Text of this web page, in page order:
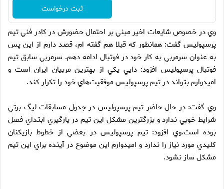
ثبت درخواست
وي در خصوص شايعات اخير مبني بر احتمال حضورش در كادر فني تيم
پرسپوليس گفت: همانطور كه قبلا هم گفته ام، قصد دارم از اين پس
به عنوان سرمربي به كار خود در فوتبال ادامه دهم. سرمربي سابق تيم
فوتبال پرسپوليس افزود: دايي يكي از بهترين مربيان ايران است و
اميدوارم بتواند در تيم پرسپوليس موفقيت‌هاي خود را تكرار كند.
وي گفت: در حال حاضر تيم پرسپوليس در جدول مسابقات ليگ برتي
شرايط خوبي ندارد و بزرگترين مشكل اين تيم در يارگيري ابتداي فصل
بوده است.وي افزود: تيم پرسپوليس در بعضي از خطوط بازيكنان
كليدي مورد نياز را ندارد و اميدوارم اين موضوع در آينده براي اين تيم
مشكل ساز نشود.